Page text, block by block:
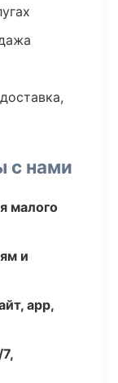
с нами
малого
и
app,